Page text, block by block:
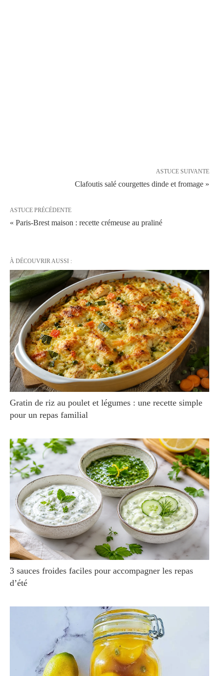
ASTUCE SUIVANTE
Clafoutis salé courgettes dinde et fromage »
ASTUCE PRÉCÉDENTE
« Paris-Brest maison : recette crémeuse au praliné
À DÉCOUVRIR AUSSI :
Gratin de riz au poulet et légumes : une recette simple
pour un repas familial
3 sauces froides faciles pour accompagner les repas
d’été